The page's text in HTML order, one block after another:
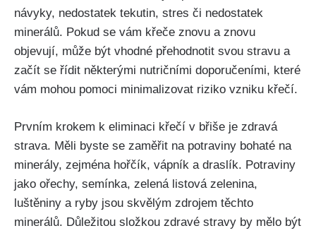
návyky, nedostatek tekutin, ⁣stres či nedostatek
minerálů. Pokud se vám křeče znovu a znovu
objevují, ​může být vhodné přehodnotit svou stravu ⁤a
začít ⁣se řídit některými nutričními doporučeními, které
vám mohou pomoci minimalizovat riziko vzniku křečí.
Prvním krokem k eliminaci křečí v břiše je⁢ zdravá
strava. Měli byste se zaměřit na potraviny bohaté ⁣na
minerály, zejména⁤ hořčík, vápník a draslík. Potraviny
jako ořechy,‍ semínka, zelená ‌listová zelenina,
⁣luštěniny a ryby jsou skvělým zdrojem těchto
minerálů. Důležitou složkou zdravé stravy by mělo ‌být